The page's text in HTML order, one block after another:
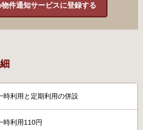
件通知サービスに登録する
時利用と定期利用の併設
時利用110円